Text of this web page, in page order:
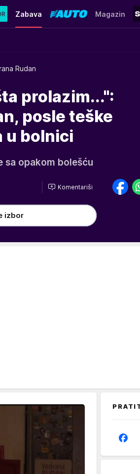
Zabava Magazin
Rudan
prolazim...":
posle teške
u bolnici
sa opakom bolešću
Komentariši
izbor